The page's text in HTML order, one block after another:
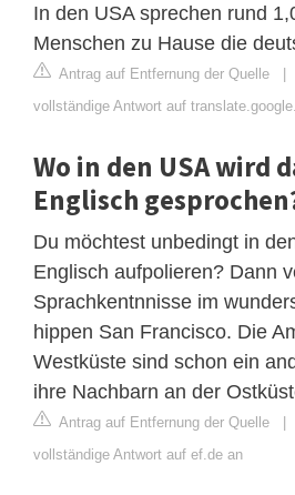
In den USA sprechen rund
Menschen zu Hause die
Antrag auf Entfernung der Quelle |
vollständige Antwort auf
Wo in den USA wird
Englisch
Du möchtest unbedingt in
Englisch aufpolieren? Dann
Sprachkentnnisse im
hippen San Francisco. Die
Westküste sind schon ein
ihre Nachbarn an der
Antrag auf Entfernung der Quelle |
vollständige Antwort auf ef.de an